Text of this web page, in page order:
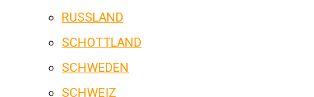
RUSSLAND
SCHOTTLAND
SCHWEDEN
SCHWEIZ